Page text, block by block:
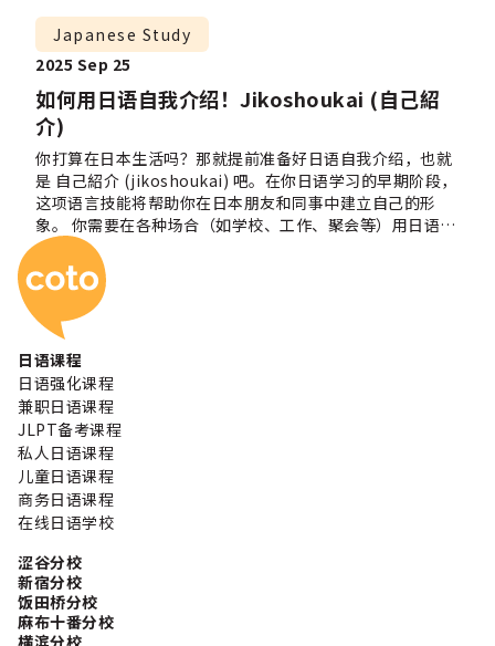
如何用日语自我介绍！Jikoshoukai (自己紹
介)
Japanese Study
2025 Sep 25
你打算在日本生活吗？那就提前准备好日语自我介绍，也就
是 自己紹介 (jikoshoukai) 吧。在你日语学习的早期阶段，
这项语言技能将帮助你在日本朋友和同事中建立自己的形
象。 你需要在各种场合（如学校、工作、聚会等）用日语介
绍自己。那该说些什么呢？如何在一到两分钟内把自己的情
况浓缩清楚呢？ 不用担心，我们将一步步介绍如何做出成功
的日语自我介绍！ 以问候语开始对话 无论你是准备在课堂上
向同学介绍自己，还是在面试中做自我介绍，先打招呼非常
重要！根据不同的时间段，你可以说 おはようございます、
こんにちは 或 こんばんは。如果不确定，可以直接说 はじ
めまして (hajimemashite)，意思是“初次见面”。 自我
介绍 (Jikoshoukai 自己紹介) Y你可以使用动词 desu 或
“言います” 礼貌地说出自己的名字。在正式场合，如面
试，应使用更正式的句型。注意日本人习惯先说姓再说名。
随意表达 礼貌表达 正式表达 你来自哪里？ご出身はどちら
ですか？ 在日本，外国人的存在总能引起好奇。你可以介绍
自己的国家，甚至城市。美国人如果想精确说明州名，需要
使用 州 (しゅう, shuu)。 你也可以使用 出身 (しゅっしん,
shusshin) 或直接用国籍 人 (じん, jin) 来说明： 你为什么
学习日语？どうして日本語を勉強しているんですか？ 这是
自我介绍的亮点。不仅会让日本人感到荣幸，还会让他们更
想了解你学习日语的原因。 你为什么来日本？どうして日本
Coto 日本语学校
日语课程
日语强化课程
兼职日语课程
JLPT备考课程
私人日语课程
儿童日语课程
商务日语课程
在线日语学校
涩谷分校
新宿分校
饭田桥分校
麻布十番分校